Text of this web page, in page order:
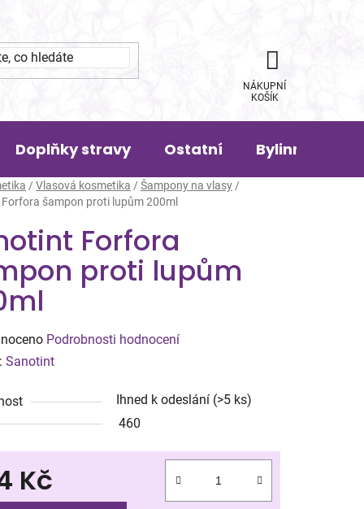
NÁKUPNÍ
KOŠÍK
Doplňky stravy Ostatní Bylinná
/ Vlasová kosmetika / Šampony na vlasy /
šampon proti lupům 200ml
Forfora
proti lupům
Podrobnosti hodnocení
Sanotint
Ihned k odeslání (>5 ks)
460
Kč